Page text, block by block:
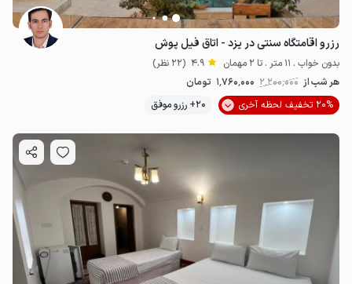
رزرو اقامتگاه سنتی در یزد - اتاق فیل پوش
بدون خواب . 11 متر . تا 2 مهمان 4.9 (22 نظر)
هر شب از 2٬200٬000 1٬760٬000 تومان
20% تخفیف لحظه آخری
20+ رزرو موفق